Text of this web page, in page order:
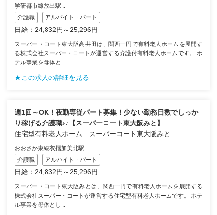
学研都市線放出駅...
介護職
アルバイト・パート
日給：24,832円～25,296円
スーパー・コート東大阪高井田は、関西一円で有料老人ホームを展開す
る株式会社スーパー・コートが運営する介護付有料老人ホームです。 ホ
テル事業を母体と...
★この求人の詳細を見る
週1回～OK！夜勤専従パート募集！少ない勤務日数でしっか
り稼げる介護職♪♪【スーパーコート東大阪みと】
住宅型有料老人ホーム スーパーコート東大阪みと
おおさか東線衣摺加美北駅...
介護職
アルバイト・パート
日給：24,832円～25,296円
スーパー・コート東大阪みとは、関西一円で有料老人ホームを展開する
株式会社スーパー・コートが運営する住宅型有料老人ホームです。 ホテ
ル事業を母体とし...